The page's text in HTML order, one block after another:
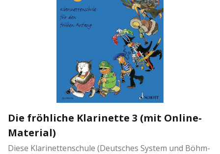
bieten ergänzendes Spielmaterial für Klarinette und
Klavier sowie für 2 bzw. 3 Klarinetten mit Online
Material zum Download Autor: Rudolf Mauz
Illustration: Andreas Schürmann Klarinettenschule für
den frühen Anfang Verlag: Schott Music Bandnummer:
Band 2 Schwierigkeit: 2 Reihe: Die fröhliche Klarinette
96 Seiten - Broschur
Die fröhliche Klarinette 3 (mit Online-
Material)
Diese Klarinettenschule (Deutsches System und Böhm-